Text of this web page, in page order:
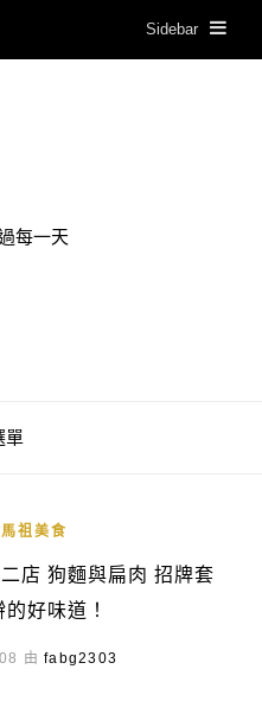
Sidebar
快樂的過每一天
單
馬祖美食
店 狗麵與扁肉 招牌套
好味道！
由fabg2303